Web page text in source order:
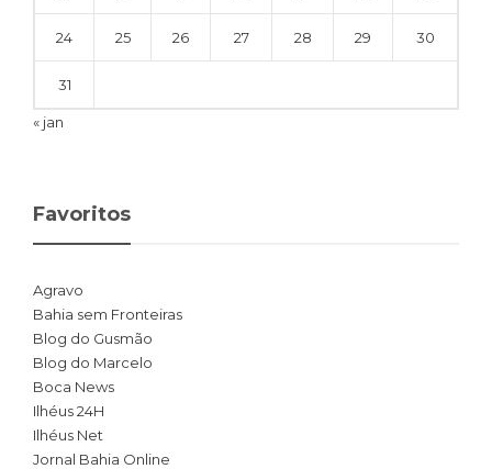
24 25 26 27 28 29 30
31
« jan
Favoritos
Agravo
Bahia sem Fronteiras
Blog do Gusmão
Blog do Marcelo
Boca News
Ilhéus 24H
Ilhéus Net
Jornal Bahia Online